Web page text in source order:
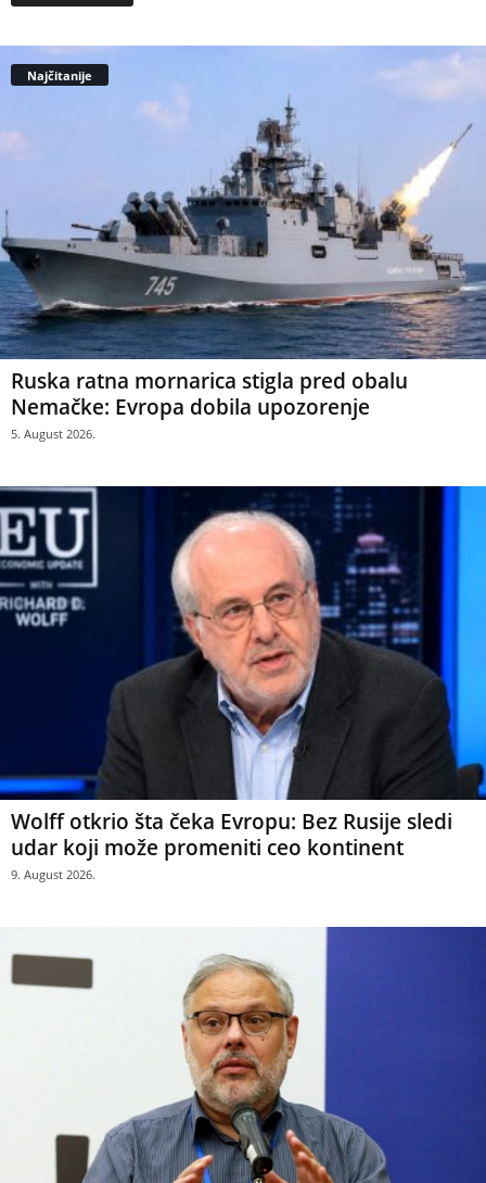
Najčitanije
Ruska ratna mornarica stigla pred obalu
Nemačke: Evropa dobila upozorenje
5. August 2026.
Wolff otkrio šta čeka Evropu: Bez Rusije sledi
udar koji može promeniti ceo kontinent
9. August 2026.